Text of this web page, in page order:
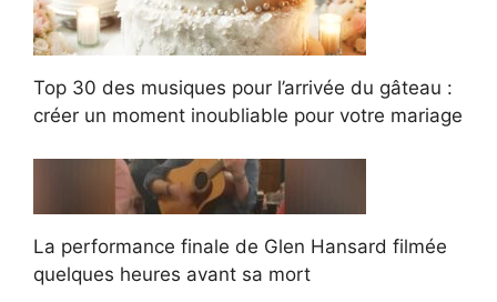
Top 30 des musiques pour l’arrivée du gâteau :
créer un moment inoubliable pour votre mariage
La performance finale de Glen Hansard filmée
quelques heures avant sa mort